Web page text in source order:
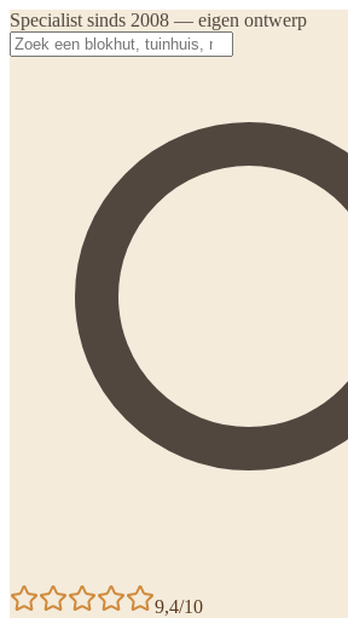
Specialist sinds 2008 — eigen ontwerp
9,4/10